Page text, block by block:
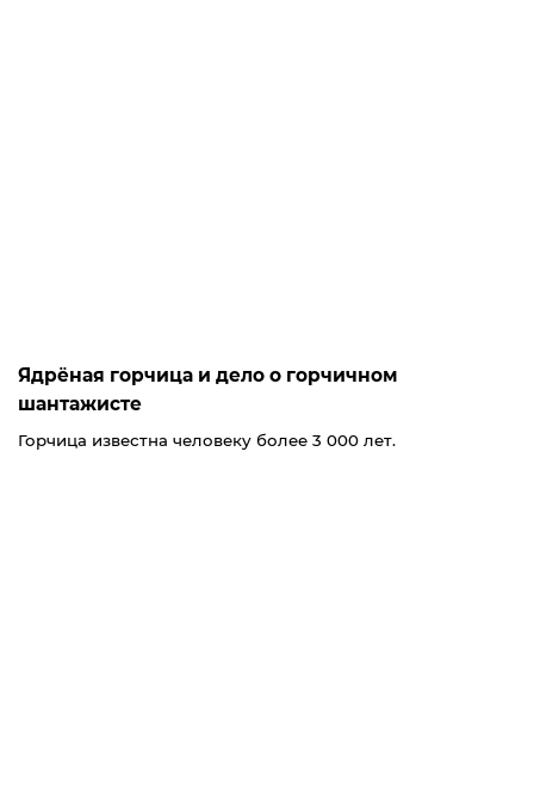
Ядрёная горчица и дело о горчичном
шантажисте
Горчица известна человеку более 3 000 лет.